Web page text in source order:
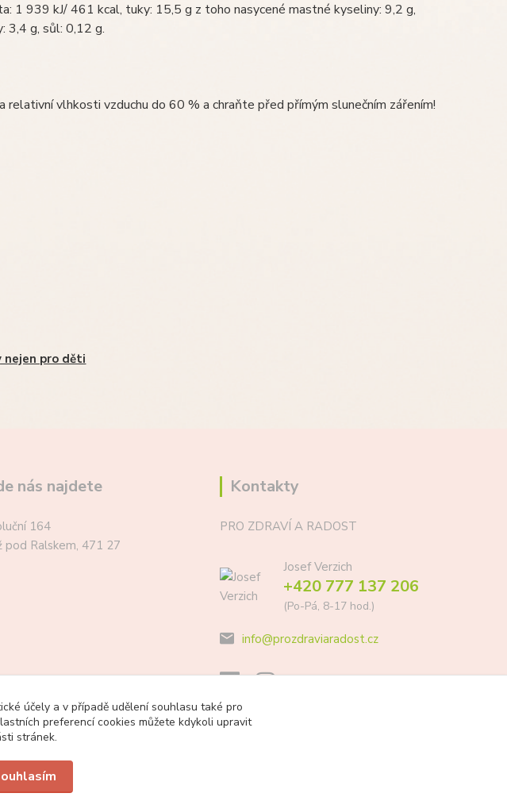
1 939 kJ/ 461 kcal, tuky: 15,5 g z toho nasycené mastné kyseliny: 9,2 g,
3,4 g, sůl: 0,12 g.
vlhkosti vzduchu do 60 % a chraňte před přímým slunečním zářením!
nejen pro děti
nás najdete
164
pod Ralskem, 471 27
Kontakty
PRO ZDRAVÍ A RADOST
Josef Verzich
+420 777 137 206
(Po-Pá, 8-17 hod.)
info@prozdraviaradost.cz
účely a v případě udělení souhlasu také pro
preferencí cookies můžete kdykoli upravit
stránek.